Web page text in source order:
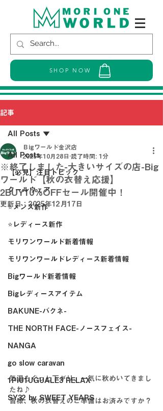
SHOP NOW
記事
All Posts
【必見】注目トピック
クールウェア
⭐メンズ新作
⭐レディース新作
モリワンワールド新着情報
モリワンワールドレディース新着情報
Bigワールド新着情報
Bigレディースアイテム
BAKUNE-バクネ-
THE NORTH FACE-ノースフェイス-
NANGA
go slow caravan
1PIU1UGUALE3 RELAX
SY32 by SWEET YEARS
All Posts
※終了しました-大きいサイズの店-Big
ワールド【秋の衣替え応援】
2BUY10%OFFセール開催中！
Ｂigワールド金沢店
2025年10月28日 読了時間: 1分
更新日： 2025年12月17日
気温もぐっと下がり、一気に秋めいてきまし
たね♪
皆様、秋の衣替えのご準備はお済みですか？